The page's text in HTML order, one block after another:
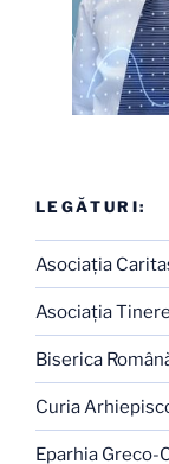
LEGĂTURI:
Asociaţia
Asociaţia
Biserica
Curia
Eparhia Greco-